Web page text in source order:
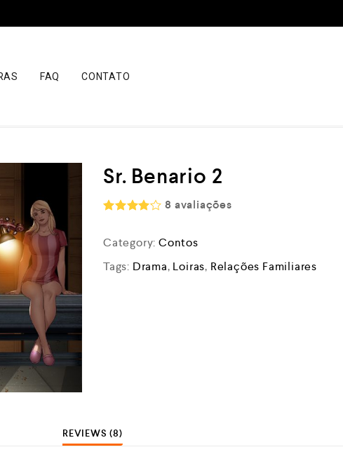
FAQ CONTATO
Sr. Benario 2
of 5
8 avaliações
Category:Contos
Tags: Drama, Loiras, Relações Familiares
REVIEWS (8)